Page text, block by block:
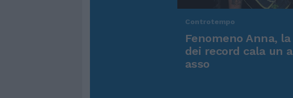
Controtempo
Fenomeno Anna,
dei record cala un
asso